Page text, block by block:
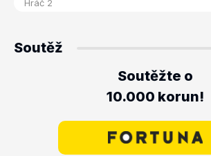
Soutěž
Soutěžte o
10.000 korun!